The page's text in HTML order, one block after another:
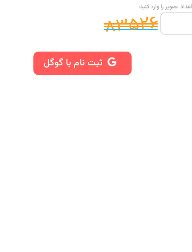
اعداد تصویر را وارد کنید:
ثبت نام با گوگل